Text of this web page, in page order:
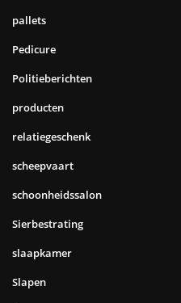
pallets
Pedicure
Politieberichten
producten
relatiegeschenk
scheepvaart
schoonheidssalon
Sierbestrating
slaapkamer
Slapen